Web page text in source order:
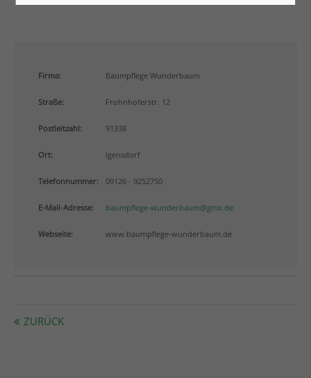
info@yourdomain.com
About us
Lorem ipsum dolor sit amet, consectetuer adipiscing
elit.
Aenean commodo ligula eget dolor. Aenean massa.
parturient montes, nascetur ridiculus mus. Donec
Firma: Baumpflege Wunderbaum
Straße: Frohnhoferstr. 12
Postleitzahl: 91338
Ort: Igensdorf
Telefonnummer: 09126 - 9252750
E-Mail-Adresse: baumpflege-wunderbaum@gmx.de
Webseite: www.baumpflege-wunderbaum.de
ZURÜCK